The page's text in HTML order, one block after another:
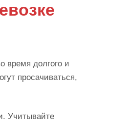
время долгого и
просачиваться,
Учитывайте